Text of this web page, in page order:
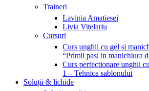
Traineri
Lavinia Amatiesei
Livia Vițelariu
Cursuri
Curs unghii cu gel si
“Primii pasi in manichiura
Curs perfectionare unghii
1 – Tehnica sablonului
Soluții & lichide